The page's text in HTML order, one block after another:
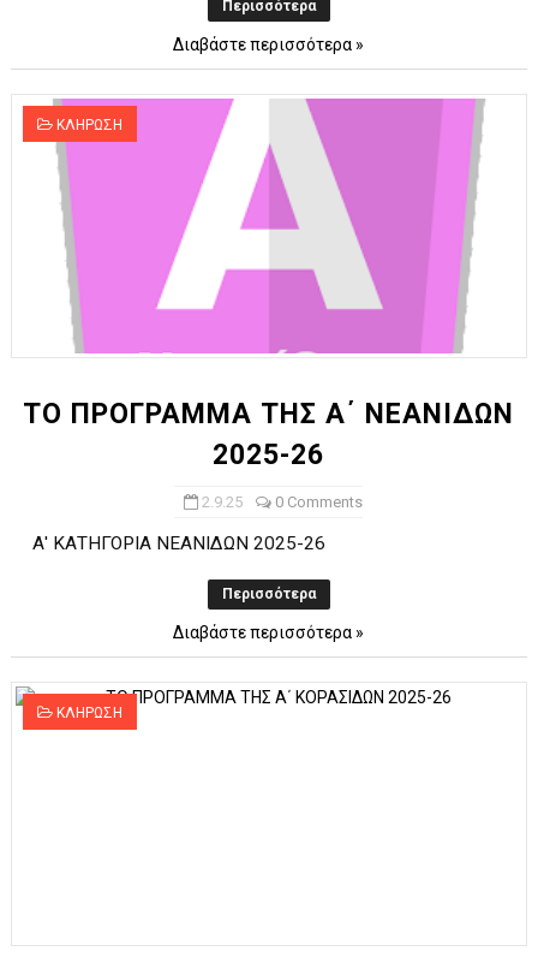
Περισσότερα
Διαβάστε περισσότερα »
ΚΛΗΡΩΣΗ
ΤΟ ΠΡΟΓΡΑΜΜΑ ΤΗΣ Α΄ ΝΕΑΝΙΔΩΝ
2025-26
2.9.25 0 Comments
Α' ΚΑΤΗΓΟΡΙΑ ΝΕΑΝΙΔΩΝ 2025-26
Περισσότερα
Διαβάστε περισσότερα »
ΚΛΗΡΩΣΗ